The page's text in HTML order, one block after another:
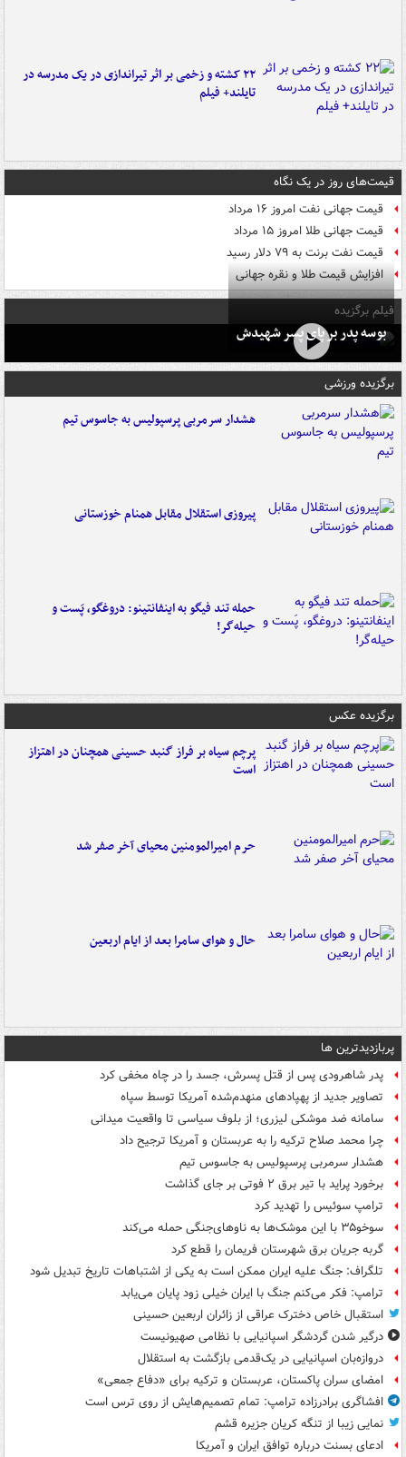
۲۲ کشته و زخمی بر اثر تیراندازی در یک مدرسه در
تایلند+ فیلم
قیمت‌های روز در یک نگاه
قیمت جهانی نفت امروز ۱۶ مرداد
قیمت جهانی طلا امروز ۱۵ مرداد
قیمت نفت برنت به ۷۹ دلار رسید
افزایش قیمت طلا و نقره جهانی
فیلم برگزیده
بوسه‌ پدر بر پای پسر شهیدش
برگزیده ورزشی
هشدار سرمربی پرسپولیس به جاسوس تیم
پیروزی استقلال مقابل همنام خوزستانی
حمله تند فیگو به اینفانتینو: دروغگو، پَست‌ و
حیله‌گر!
برگزیده عکس
پرچم سیاه بر فراز گنبد حسینی همچنان در اهتزاز
است
حرم امیرالمومنین محیای آخر صفر شد
حال و هوای سامرا بعد از ایام اربعین
پربازدیدترین ها
پدر شاهرودی پس از قتل پسرش، جسد را در چاه مخفی کرد
تصاویر جدید از پهپادهای منهدم‌شده آمریکا توسط سپاه
سامانه ضد موشکی لیزری؛ از بلوف سیاسی تا واقعیت میدانی
چرا محمد صلاح ترکیه را به عربستان و آمریکا ترجیح داد
هشدار سرمربی پرسپولیس به جاسوس تیم
برخورد پراید با تیر برق ۲ فوتی بر جای گذاشت
ترامپ سوئیس را تهدید کرد
سوخو۳۵ با این موشک‌ها به ناوهای‌جنگی حمله می‌کند
گربه جریان برق شهرستان فریمان را قطع کرد
تلگراف: جنگ علیه ایران ممکن است به یکی از اشتباهات تاریخ تبدیل شود
ترامپ: فکر می‌کنم جنگ با ایران خیلی زود پایان می‌یابد
استقبال خاص دخترک عراقی از زائران اربعین حسینی
درگیر شدن گردشگر اسپانیایی با نظامی صهیونیست
دروازه‌بان اسپانیایی در یک‌قدمی بازگشت به استقلال
امضای سران پاکستان، عربستان و ترکیه برای «دفاع جمعی»
افشاگری برادرزاده ترامپ: تمام تصمیم‌هایش از روی ترس است
نمایی زیبا از تنگه کریان جزیره قشم
ادعای بسنت درباره توافق ایران و آمریکا